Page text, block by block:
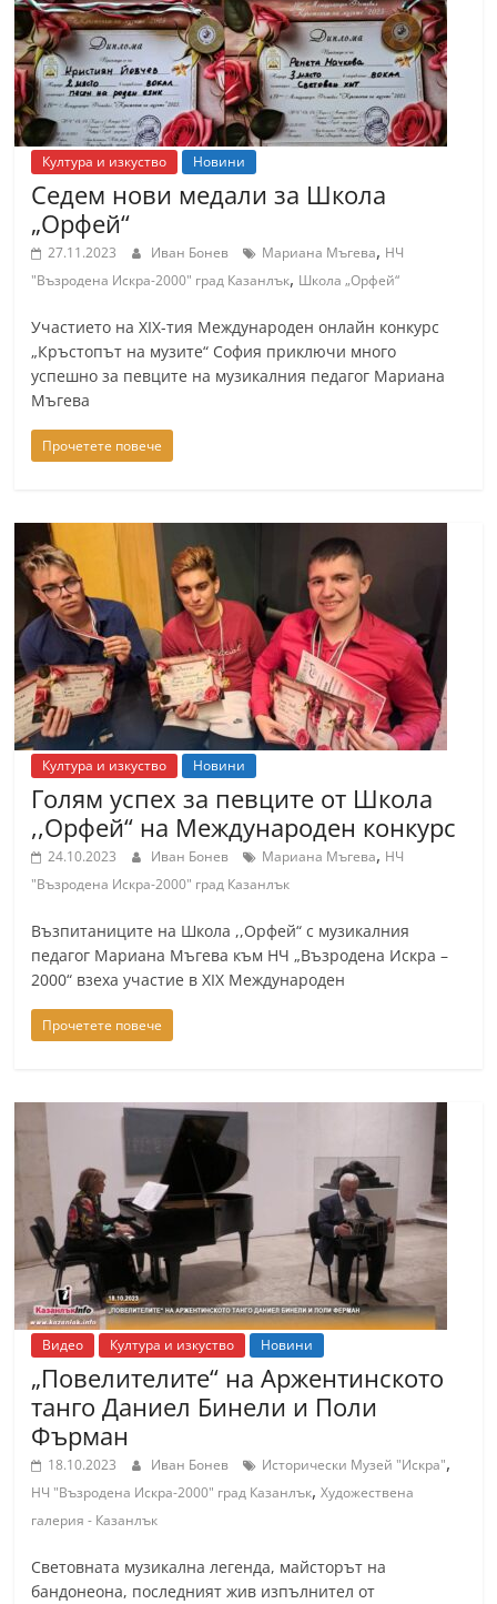
Култура и изкуство Новини
Седем нови медали за Школа
„Орфей“
27.11.2023 Иван Бонев Мариана Мъгева, НЧ
"Възродена Искра-2000" град Казанлък, Школа „Орфей“
Участието на XIX-тия Международен онлайн конкурс
„Кръстопът на музите“ София приключи много
успешно за певците на музикалния педагог Мариана
Мъгева
Прочетете повече
Култура и изкуство Новини
Голям успех за певците от Школа
,,Орфей“ на Международен конкурс
24.10.2023 Иван Бонев Мариана Мъгева, НЧ
"Възродена Искра-2000" град Казанлък
Възпитаниците на Школа ,,Орфей“ с музикалния
педагог Мариана Мъгева към НЧ „Възродена Искра –
2000“ взеха участие в XIX Международен
Прочетете повече
Видео Култура и изкуство Новини
„Повелителите“ на Аржентинското
танго Даниел Бинели и Поли
Фърман
18.10.2023 Иван Бонев Исторически Музей "Искра",
НЧ "Възродена Искра-2000" град Казанлък,Художествена
галерия - Казанлък
Световната музикална легенда, майсторът на
бандонеона, последният жив изпълнител от